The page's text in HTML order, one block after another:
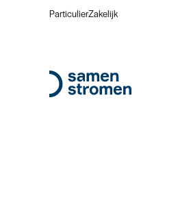
ParticulierZakelijk